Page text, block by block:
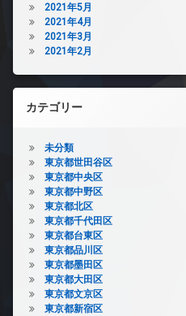
2021年5月
2021年4月
2021年3月
2021年2月
カテゴリー
未分類
東京都世田谷区
東京都中央区
東京都中野区
東京都北区
東京都千代田区
東京都台東区
東京都品川区
東京都墨田区
東京都大田区
東京都文京区
東京都新宿区